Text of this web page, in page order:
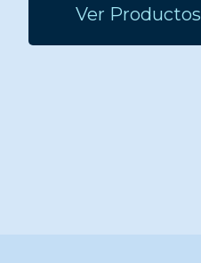
Ver Productos